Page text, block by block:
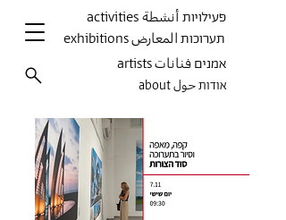
activities פעילויות أنشطة
exhibitions תערוכות المعارض
artists אמנים فنانات
about אודות حول